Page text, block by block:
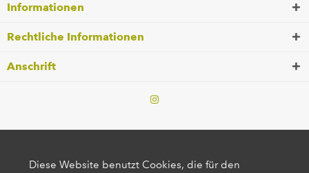
Informationen
Rechtliche Informationen
Anschrift
Diese Website benutzt Cookies, die für den